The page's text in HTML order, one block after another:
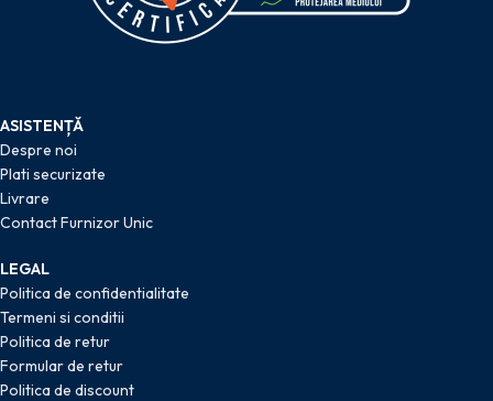
ASISTENȚĂ
Despre noi
Plati securizate
Livrare
Contact Furnizor Unic
LEGAL
Politica de confidentialitate
Termeni si conditii
Politica de retur
Formular de retur
Politica de discount